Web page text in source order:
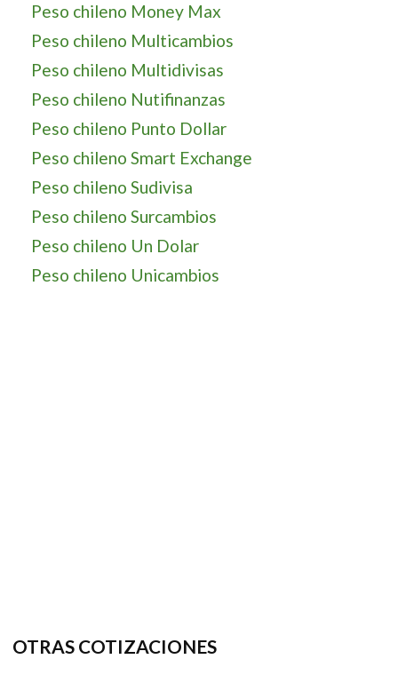
Peso chileno Money Max
Peso chileno Multicambios
Peso chileno Multidivisas
Peso chileno Nutifinanzas
Peso chileno Punto Dollar
Peso chileno Smart Exchange
Peso chileno Sudivisa
Peso chileno Surcambios
Peso chileno Un Dolar
Peso chileno Unicambios
OTRAS COTIZACIONES